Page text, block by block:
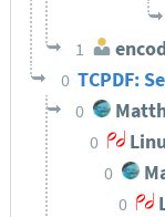
1
0 TCPDF:
0
0
0
0